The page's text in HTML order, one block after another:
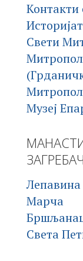
Свети
Музеј
Лепавина
Марча
Света